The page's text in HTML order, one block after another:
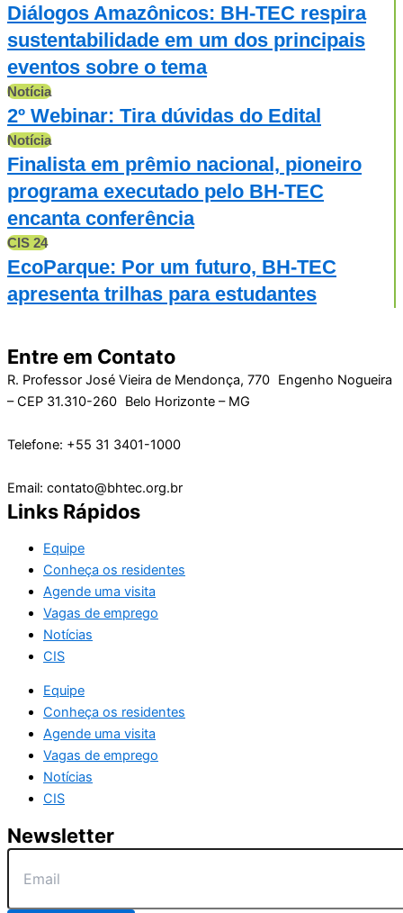
Diálogos Amazônicos: BH-TEC respira
sustentabilidade em um dos principais
eventos sobre o tema
Notícia
2º Webinar: Tira dúvidas do Edital
Notícia
Finalista em prêmio nacional, pioneiro
programa executado pelo BH-TEC
encanta conferência
CIS 24
EcoParque: Por um futuro, BH-TEC
apresenta trilhas para estudantes
Entre em Contato
R. Professor José Vieira de Mendonça, 770 Engenho Nogueira
– CEP 31.310-260 Belo Horizonte – MG
Telefone: +55 31 3401-1000
Email: contato@bhtec.org.br
Links Rápidos
Equipe
Conheça os residentes
Agende uma visita
Vagas de emprego
Notícias
CIS
Equipe
Conheça os residentes
Agende uma visita
Vagas de emprego
Notícias
CIS
Newsletter